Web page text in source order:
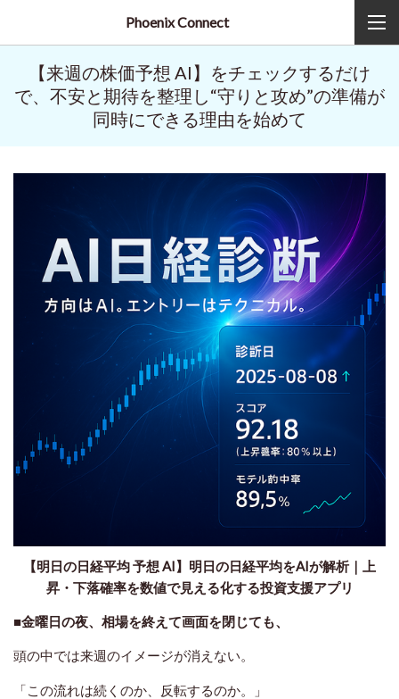
Phoenix Connect
【来週の株価予想 AI】をチェックするだけ
で、不安と期待を整理し“守りと攻め”の準備が
同時にできる理由を始めて
【明日の日経平均 予想 AI】明日の日経平均をAIが解析｜上
昇・下落確率を数値で見える化する投資支援アプリ
■金曜日の夜、相場を終えて画面を閉じても、
頭の中では来週のイメージが消えない。
「この流れは続くのか、反転するのか。」